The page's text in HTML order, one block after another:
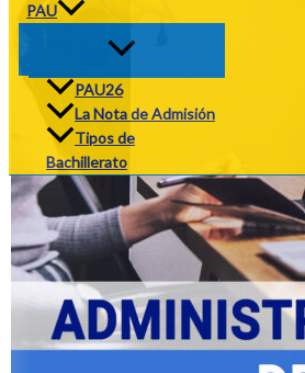
PAU
PAU26
La Nota de Admisión
Tipos de
Bachillerato